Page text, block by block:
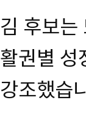
김 후보는
활권별 성
강조했습